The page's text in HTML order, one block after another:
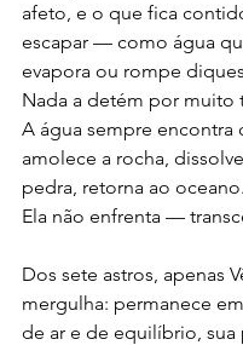
afeto, e o que fica
escapar — como água
evapora ou rompe
Nada a detém por muito
A água sempre encontra
amolece a rocha,
pedra, retorna ao oceano.
Ela não enfrenta —
Dos sete astros, apenas
mergulha: permanece
de ar e de equilíbrio, sua